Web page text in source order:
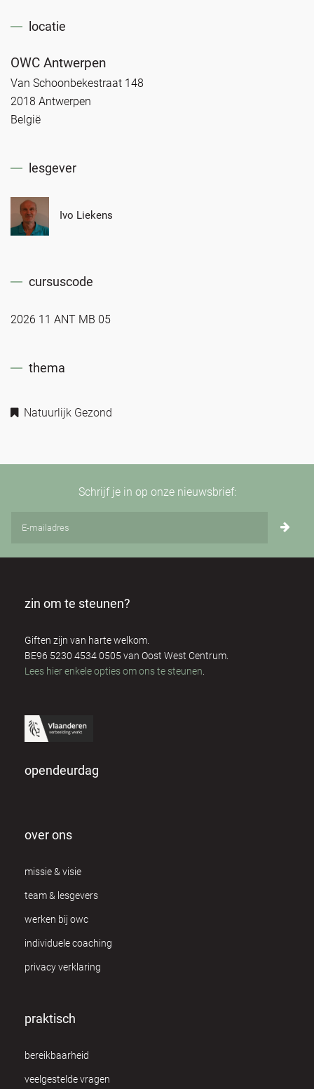
locatie
OWC Antwerpen
Van Schoonbekestraat 148
2018 Antwerpen
België
lesgever
Ivo Liekens
cursuscode
2026 11 ANT MB 05
thema
Natuurlijk Gezond
Schrijf je in op onze nieuwsbrief:
zin om te steunen?
Giften zijn van harte welkom.
BE96 5230 4534 0505 van Oost West Centrum.
Lees hier enkele opties om ons te steunen
opendeurdag
over ons
missie & visie
team & lesgevers
werken bij owc
individuele coaching
privacy verklaring
praktisch
bereikbaarheid
veelgestelde vragen